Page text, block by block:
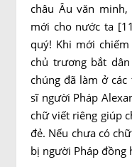
châu Âu văn
mới cho nước ta
quý! Khi mới
chủ trương bắt
chúng đã làm ở
sĩ người Pháp
chữ viết riêng giúp
đẻ. Nếu chưa có
bị người Pháp đồng